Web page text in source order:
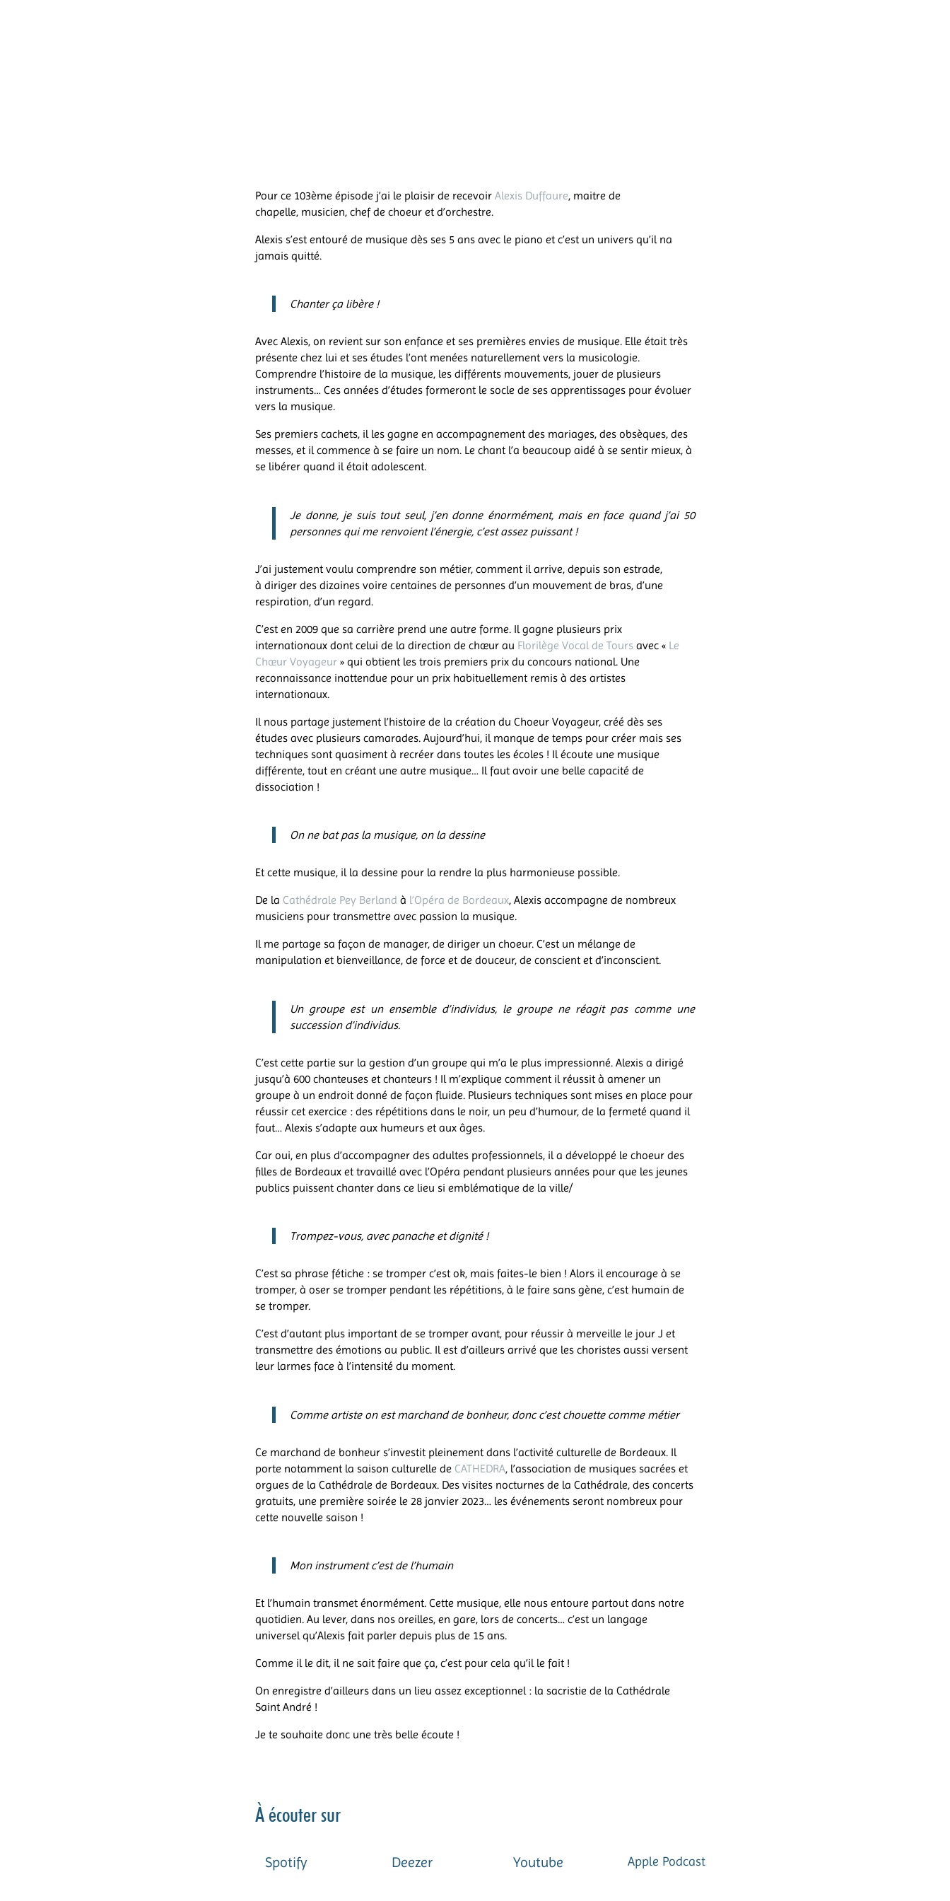
Pour ce 103ème épisode j’ai le plaisir de recevoirAlexis Duffaure, maitre de
chapelle, musicien, chef de choeur et d’orchestre.
Alexis s’est entouré de musique dès ses 5 ans avec le piano et c’est un univers qu’il na
jamais quitté.
Chanter ça libère !
Avec Alexis, on revient sur son enfance et ses premières envies de musique. Elle était très
présente chez lui et ses études l’ont menées naturellement vers la musicologie.
Comprendre l’histoire de la musique, les différents mouvements, jouer de plusieurs
instruments… Ces années d’études formeront le socle de ses apprentissages pour évoluer
vers la musique.
Ses premiers cachets, il les gagne en accompagnement des mariages, des obsèques, des
messes, et il commence à se faire un nom. Le chant l’a beaucoup aidé à se sentir mieux, à
se libérer quand il était adolescent.
Je donne, je suis tout seul, j’en donne énormément, mais en face quand j’ai 50
personnes qui me renvoient l’énergie, c’est assez puissant !
J’ai justement voulu comprendre son métier, comment il arrive, depuis son estrade,
à diriger des dizaines voire centaines de personnes d’un mouvement de bras, d’une
respiration, d’un regard.
C’est en 2009 que sa carrière prend une autre forme. Il gagne plusieurs prix
internationaux dont celui de la direction de chœur au Florilège Vocal de Tours avec « Le
Chœur Voyageur » qui obtient les trois premiers prix du concours national. Une
reconnaissance inattendue pour un prix habituellement remis à des artistes
internationaux.
Il nous partage justement l’histoire de la création du Choeur Voyageur, créé dès ses
études avec plusieurs camarades. Aujourd’hui, il manque de temps pour créer mais ses
techniques sont quasiment à recréer dans toutes les écoles ! Il écoute une musique
différente, tout en créant une autre musique… Il faut avoir une belle capacité de
dissociation !
On ne bat pas la musique, on la dessine
Et cette musique, il la dessine pour la rendre la plus harmonieuse possible.
De la Cathédrale Pey Berland à l’Opéra de Bordeaux, Alexis accompagne de nombreux
musiciens pour transmettre avec passion la musique.
Il me partage sa façon de manager, de diriger un choeur. C’est un mélange de
manipulation et bienveillance, de force et de douceur, de conscient et d’inconscient.
Un groupe est un ensemble d’individus, le groupe ne réagit pas comme une
succession d’individus.
C’est cette partie sur la gestion d’un groupe qui m’a le plus impressionné. Alexis a dirigé
jusqu’à 600 chanteuses et chanteurs ! Il m’explique comment il réussit à amener un
groupe à un endroit donné de façon fluide. Plusieurs techniques sont mises en place pour
réussir cet exercice : des répétitions dans le noir, un peu d’humour, de la fermeté quand il
faut… Alexis s’adapte aux humeurs et aux âges.
Car oui, en plus d’accompagner des adultes professionnels, il a développé le choeur des
filles de Bordeaux et travaillé avec l’Opéra pendant plusieurs années pour que les jeunes
publics puissent chanter dans ce lieu si emblématique de la ville/
Trompez-vous, avec panache et dignité !
C’est sa phrase fétiche : se tromper c’est ok, mais faites-le bien ! Alors il encourage à se
tromper, à oser se tromper pendant les répétitions, à le faire sans gène, c’est humain de
se tromper.
C’est d’autant plus important de se tromper avant, pour réussir à merveille le jour J et
transmettre des émotions au public. Il est d’ailleurs arrivé que les choristes aussi versent
leur larmes face à l’intensité du moment.
Comme artiste on est marchand de bonheur, donc c’est chouette comme métier
Ce marchand de bonheur s’investit pleinement dans l’activité culturelle de Bordeaux. Il
porte notamment la saison culturelle de CATHEDRA, l’association de musiques sacrées et
orgues de la Cathédrale de Bordeaux. Des visites nocturnes de la Cathédrale, des concerts
gratuits, une première soirée le 28 janvier 2023… les événements seront nombreux pour
cette nouvelle saison !
Mon instrument c’est de l’humain
Et l’humain transmet énormément. Cette musique, elle nous entoure partout dans notre
quotidien. Au lever, dans nos oreilles, en gare, lors de concerts… c’est un langage
universel qu’Alexis fait parler depuis plus de 15 ans.
Comme il le dit, il ne sait faire que ça, c’est pour cela qu’il le fait !
On enregistre d’ailleurs dans un lieu assez exceptionnel : la sacristie de la Cathédrale
Saint André !
Je te souhaite donc une très belle écoute !
À écouter sur
Spotify Deezer Youtube Apple Podcast